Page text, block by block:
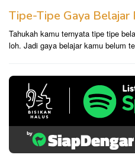
Tipe-Tipe Gaya Belajar
Tahukah kamu ternyata tipe tipe
loh. Jadi gaya belajar kamu belum